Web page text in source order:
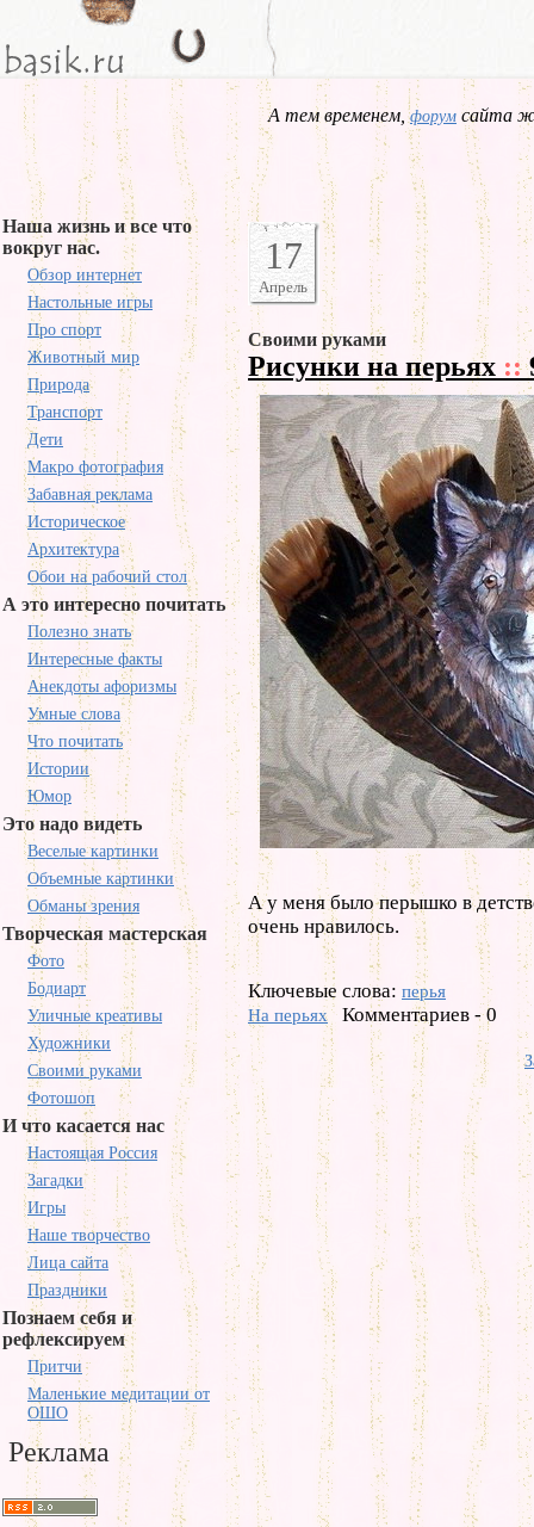
А тем временем,форум сайта
Наша жизнь и все что
вокруг нас.
Обзор интернет
Настольные игры
Про спорт
Животный мир
Природа
Транспорт
Дети
Макро фотография
Забавная реклама
Историческое
Архитектура
Обои на рабочий стол
А это интересно почитать
Полезно знать
Интересные факты
Анекдоты афоризмы
Умные слова
Что почитать
Истории
Юмор
Это надо видеть
Веселые картинки
Объемные картинки
Обманы зрения
Творческая мастерская
Фото
Бодиарт
Уличные креативы
Художники
Своими руками
Фотошоп
И что касается нас
Настоящая Россия
Загадки
Игры
Наше творчество
Лица сайта
Праздники
Познаем себя и
рефлексируем
Притчи
Маленькие медитации от
ОШО
Реклама
17
Апрель
Своими руками
Рисунки на перьях ::
А у меня было перышко в
очень нравилось.
Ключевые слова: перья
На перьях
Комментариев - 0